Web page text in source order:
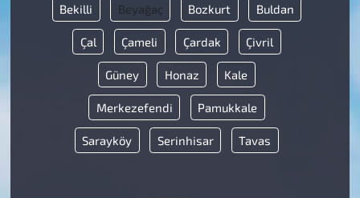
Bekilli Beyağaç Bozkurt Buldan
Çal Çameli Çardak Çivril
Güney Honaz Kale
Merkezefendi Pamukkale
Sarayköy Serinhisar Tavas